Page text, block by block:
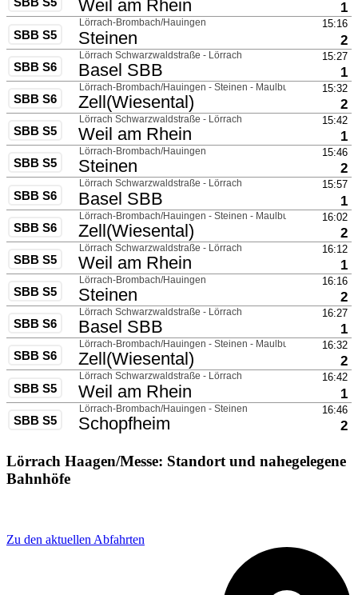
Lörrach Haagen/Messe: Standort und nahegelegene
Bahnhöfe
Zu den aktuellen Abfahrten